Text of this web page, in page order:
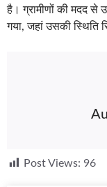
है। ग्रामीणों की मदद से
गया, जहां उसकी स्थिति
Post Views: 96